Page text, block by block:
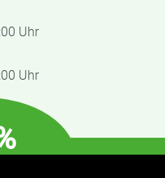
Uhr
Uhr